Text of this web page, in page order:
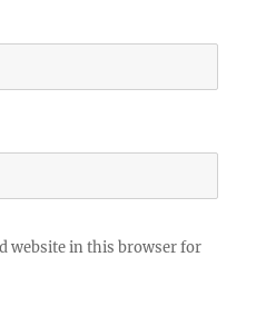
website in this browser for